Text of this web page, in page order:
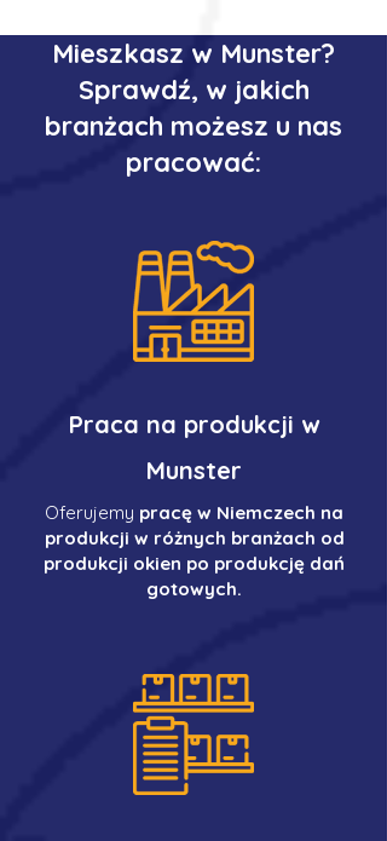
Mieszkasz w Munster?
Sprawdź, w jakich
branżach możesz u nas
pracować:
Praca na produkcji w
Munster
Oferujemy pracę w Niemczech na
produkcji w różnych branżach od
produkcji okien po produkcję dań
gotowych.